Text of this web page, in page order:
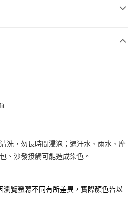
台中商業銀行
華泰商業銀行
遠東國際商業銀行
中國信託商業銀行
洗，勿長時間浸泡；遇汗水、雨水、摩
、沙發接觸可能造成染色。
瀏覽螢幕不同有所差異，實際顏色皆以